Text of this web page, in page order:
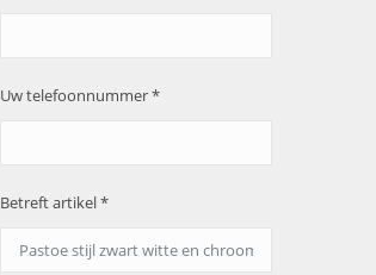
Uw telefoonnummer *
Betreft artikel *